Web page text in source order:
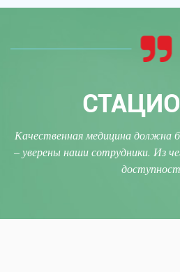
Качественная медицина должна
– уверены наши сотрудники. Из